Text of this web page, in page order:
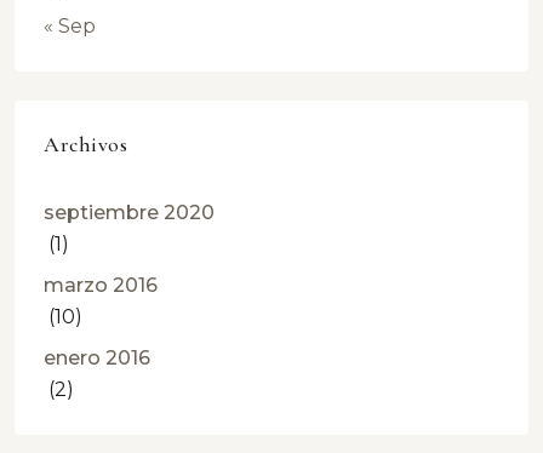
« Sep
Archivos
septiembre 2020
(1)
marzo 2016
(10)
enero 2016
(2)